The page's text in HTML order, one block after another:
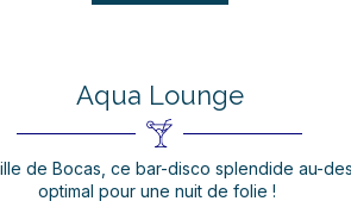
Aqua Lounge
de Bocas, ce bar-disco splendide au-
optimal pour une nuit de folie !